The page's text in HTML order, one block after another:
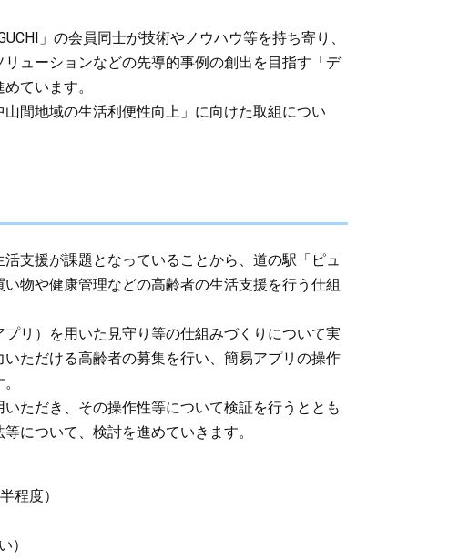
」の会員同士が技術やノウハウ等を持ち寄り、
ューションなどの先導的事例の創出を目指す「デ
ています。
間地域の生活利便性向上」に向けた取組につい
支援が課題となっていることから、道の駅「ピュ
物や健康管理などの高齢者の生活支援を行う仕組
リ）を用いた見守り等の仕組みづくりについて実
ただける高齢者の募集を行い、簡易アプリの操作
ただき、その操作性等について検証を行うととも
について、検討を進めていきます。
程度）
）